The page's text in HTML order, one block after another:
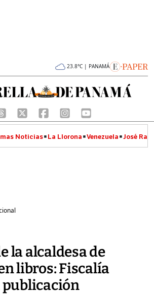
23.8°C | PANAMÁ
Noticias La Llorona Venezuela José
la alcaldesa de
libros: Fiscalía